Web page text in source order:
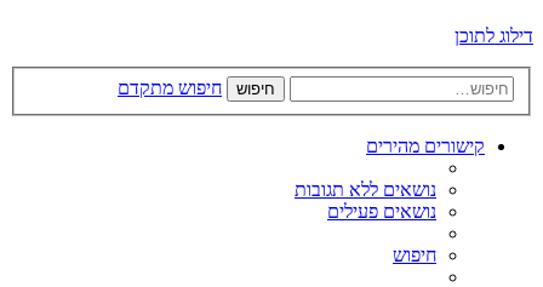
דילוג לתוכן
חיפוש חיפוש מתקדם
קישורים מהירים
נושאים ללא תגובות
נושאים פעילים
חיפוש